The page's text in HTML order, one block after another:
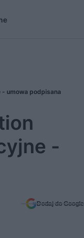
- umowa podpisana
-
Dodaj do Google